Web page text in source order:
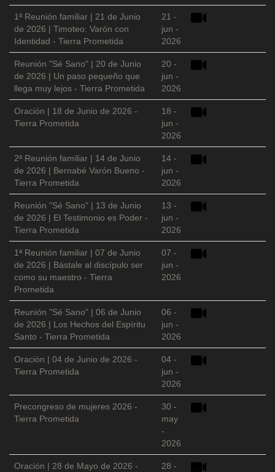
1ª Reunión familiar | 21 de Junio
de 2026 | Timoteo: Varón con
Identidad - Tierra Prometida
21 -
jun -
2026
Reunión "Sé Sano" | 20 de Junio
de 2026 | Un paso pequeño que
llega muy lejos - Tierra Prometida
20 -
jun -
2026
Oración | 18 de Junio de 2026 -
Tierra Prometida
18 -
jun -
2026
2ª Reunión familiar | 14 de Junio
de 2026 | Bernabé Varón Bueno -
Tierra Prometida
14 -
jun -
2026
Reunión "Sé Sano" | 13 de Junio
de 2026 | El Testimonio es Poder -
Tierra Prometida
13 -
jun -
2026
1ª Reunión familiar | 07 de Junio
de 2026 | Bástale al discípulo ser
como su maestro - Tierra
Prometida
07 -
jun -
2026
Reunión "Sé Sano" | 06 de Junio
de 2026 | Los Hechos del Espíritu
Santo - Tierra Prometida
06 -
jun -
2026
Oración | 04 de Junio de 2026 -
Tierra Prometida
04 -
jun -
2026
Precongreso de mujeres 2026 -
Tierra Prometida
30 -
may
-
2026
Oración | 28 de Mayo de 2026 -
28 -